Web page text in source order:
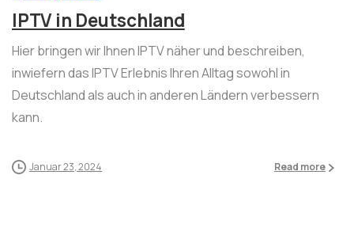
IPTV in Deutschland
Hier bringen wir Ihnen IPTV näher und beschreiben,
inwiefern das IPTV Erlebnis Ihren Alltag sowohl in
Deutschland als auch in anderen Ländern verbessern
kann.
Januar 23, 2024 Read more